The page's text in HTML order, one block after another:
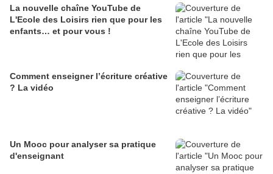
La nouvelle chaîne YouTube de
L'Ecole des Loisirs rien que pour les
enfants… et pour vous !
Comment enseigner l’écriture créative
? La vidéo
Un Mooc pour analyser sa pratique
d'enseignant